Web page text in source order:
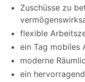
Zuschüsse zu
flexible
ein Tag mobiles
moderne
ein